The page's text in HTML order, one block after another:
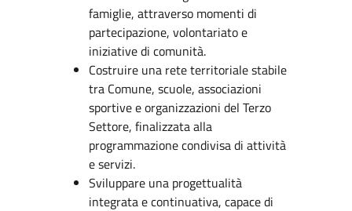
famiglie, attraverso momenti di
partecipazione, volontariato e
iniziative di comunità.
Costruire una rete territoriale stabile
tra Comune, scuole, associazioni
sportive e organizzazioni del Terzo
Settore, finalizzata alla
programmazione condivisa di attività
e servizi.
Sviluppare una progettualità
integrata e continuativa, capace di